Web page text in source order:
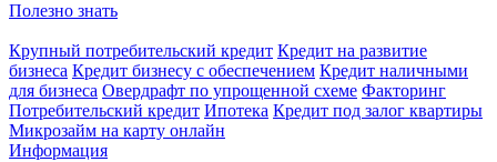
Полезно знать
Крупный потребительский кредит Кредит на развитие
бизнеса Кредит бизнесу с обеспечением Кредит наличными
для бизнеса Овердрафт по упрощенной схеме Факторинг
Потребительский кредит Ипотека Кредит под залог квартиры
Микрозайм на карту онлайн
Информация